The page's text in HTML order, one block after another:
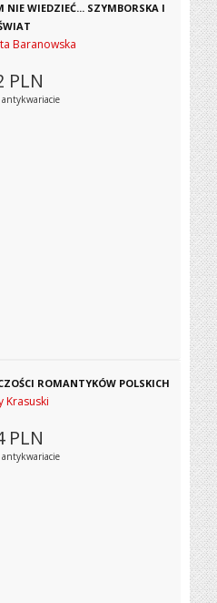
NIE WIEDZIEĆ... SZYMBORSKA I
Baranowska
PLN
antykwariacie
ROMANTYKÓW POLSKICH
Krasuski
PLN
antykwariacie